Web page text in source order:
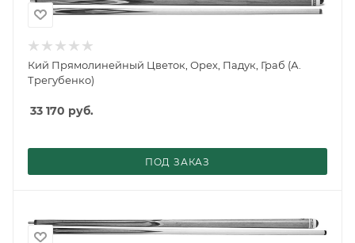
Кий Прямолинейный Цветок, Орех, Падук, Граб (А.
Трегубенко)
33 170 руб.
ПОД ЗАКАЗ